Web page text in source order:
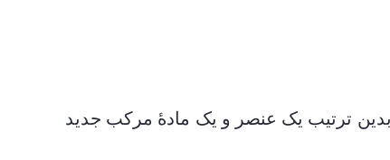
ترتیب یک عنصر و یک مادۀ مرکب جدید